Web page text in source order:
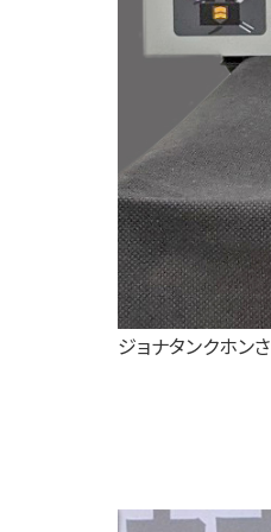
ジョナタンクホン